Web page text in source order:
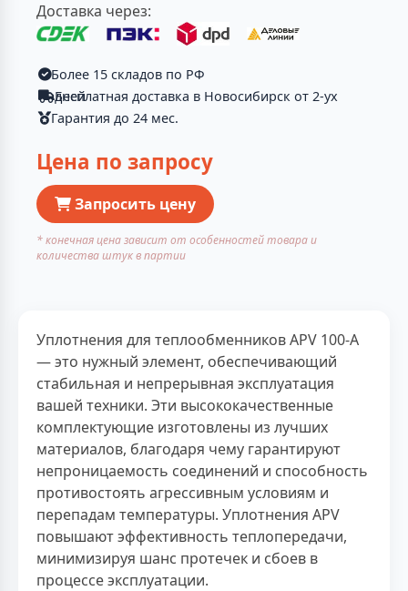
Доставка через:
Более 15 складов по РФ
Бесплатная доставка в Новосибирск от 2-ух дней
Гарантия до 24 мес.
Цена по запросу
Запросить цену
* конечная цена зависит от особенностей товара и
количества штук в партии
Уплотнения для теплообменников APV 100-A
— это нужный элемент, обеспечивающий
стабильная и непрерывная эксплуатация
вашей техники. Эти высококачественные
комплектующие изготовлены из лучших
материалов, благодаря чему гарантируют
непроницаемость соединений и способность
противостоять агрессивным условиям и
перепадам температуры. Уплотнения APV
повышают эффективность теплопередачи,
минимизируя шанс протечек и сбоев в
процессе эксплуатации.